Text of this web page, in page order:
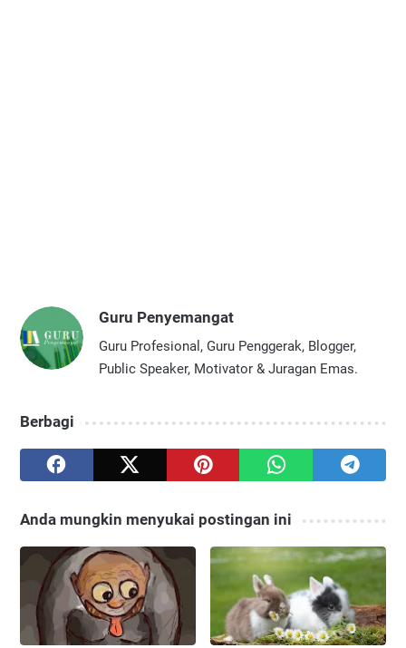
Guru Penyemangat
Guru Profesional, Guru Penggerak, Blogger,
Public Speaker, Motivator & Juragan Emas.
Berbagi
Anda mungkin menyukai postingan ini